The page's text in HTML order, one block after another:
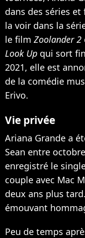
dans des séries
la voir dans la
le film Zoolander 2
Look Up qui sort
2021, elle est
de la comédie
Erivo.
Vie privée
Ariana Grande a
Sean entre
enregistré le
couple avec Mac
deux ans plus
émouvant
Peu de temps